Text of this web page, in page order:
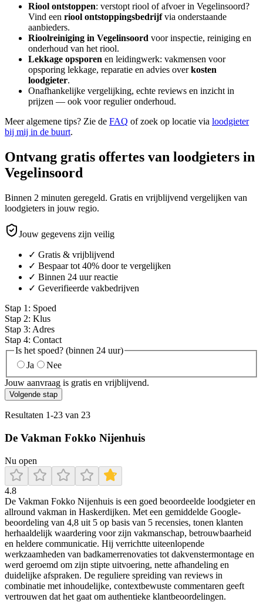
Riool ontstoppen: verstopt riool of afvoer in Vegelinsoord?
Vind een riool ontstoppingsbedrijfvia onderstaande
aanbieders.
Rioolreiniging in Vegelinsoord voor inspectie, reiniging en
onderhoud van het riool.
Lekkage opsporen en leidingwerk: vakmensen voor
opsporing lekkage, reparatie en advies overkosten
loodgieter.
Onafhankelijke vergelijking, echte reviews en inzicht in
prijzen — ook voor regulier onderhoud.
Meer algemene tips? Zie de FAQ of zoek op locatie via loodgieter
bij mij in de buurt.
Ontvang gratis offertes van loodgieters in
Vegelinsoord
Binnen 2 minuten geregeld. Gratis en vrijblijvend vergelijken van
loodgieters in jouw regio.
Jouw gegevens zijn veilig
✓ Gratis & vrijblijvend
✓ Bespaar tot 40% door te vergelijken
✓ Binnen 24 uur reactie
✓ Geverifieerde vakbedrijven
Stap 1 : Spoed
Stap 2: Klus
Stap 3: Adres
Stap 4: Contact
Is het spoed? (binnen 24 uur)
Ja
Nee
Jouw aanvraag is gratis en vrijblijvend.
Volgende stap
Resultaten 1-23 van 23
De Vakman Fokko Nijenhuis
Nu open
4.8
De Vakman Fokko Nijenhuis is een goed beoordeelde loodgieter en
allround vakman in Haskerdijken. Met een gemiddelde Google-
beoordeling van 4,8 uit 5 op basis van 5 recensies, tonen klanten
herhaaldelijk waardering voor zijn vakmanschap, betrouwbaarheid
en heldere communicatie. Hij verrichtte uiteenlopende
werkzaamheden van badkamerrenovaties tot dakvenstermontage en
werd geroemd om zijn stipte uitvoering, nette afhandeling en
duidelijke afspraken. De reguliere spreiding van reviews in
combinatie met inhoudelijke, contextbewuste commentaren geeft
vertrouwen dat het gaat om authentieke klantbeoordelingen.